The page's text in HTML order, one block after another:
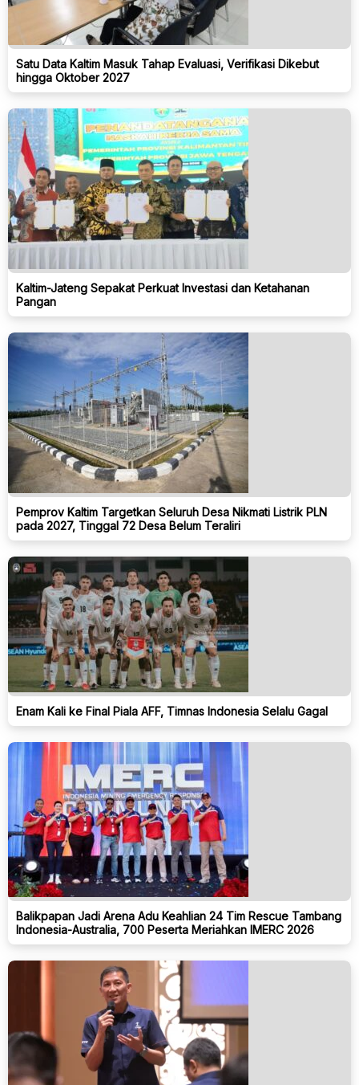
Satu Data Kaltim Masuk Tahap Evaluasi, Verifikasi Dikebut
hingga Oktober 2027
Kaltim-Jateng Sepakat Perkuat Investasi dan Ketahanan
Pangan
Pemprov Kaltim Targetkan Seluruh Desa Nikmati Listrik PLN
pada 2027, Tinggal 72 Desa Belum Teraliri
Enam Kali ke Final Piala AFF, Timnas Indonesia Selalu Gagal
Balikpapan Jadi Arena Adu Keahlian 24 Tim Rescue Tambang
Indonesia-Australia, 700 Peserta Meriahkan IMERC 2026